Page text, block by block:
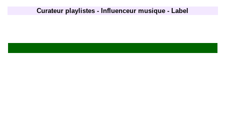
Curateur playlistes - Influenceur musique - Label